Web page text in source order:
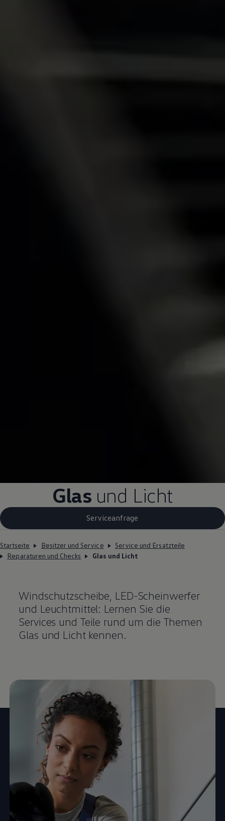
Glas und Licht
Serviceanfrage
Startseite Besitzer und Service
Service und Ersatzteile
Reparaturen und Checks
Glas und Licht
Windschutzscheibe, LED-Scheinwerfer
und Leuchtmittel: Lernen Sie die
Services und Teile rund um die Themen
Glas und Licht kennen.